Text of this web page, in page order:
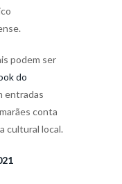
podem ser
do
entradas
conta
cultural local.